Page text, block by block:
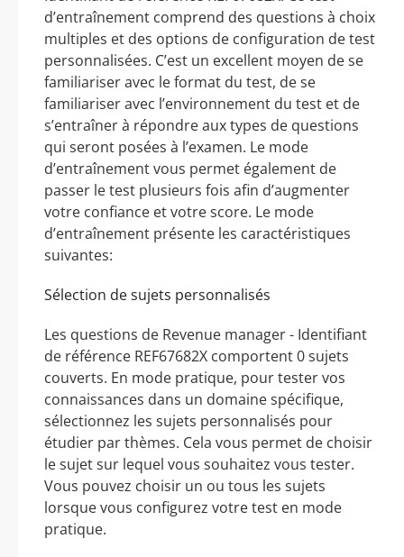
d’entraînement comprend des questions à choix
multiples et des options de configuration de test
personnalisées. C’est un excellent moyen de se
familiariser avec le format du test, de se
familiariser avec l’environnement du test et de
s’entraîner à répondre aux types de questions
qui seront posées à l’examen. Le mode
d’entraînement vous permet également de
passer le test plusieurs fois afin d’augmenter
votre confiance et votre score. Le mode
d’entraînement présente les caractéristiques
suivantes:
Sélection de sujets personnalisés
Les questions de Revenue manager - Identifiant
de référence REF67682X comportent 0 sujets
couverts. En mode pratique, pour tester vos
connaissances dans un domaine spécifique,
sélectionnez les sujets personnalisés pour
étudier par thèmes. Cela vous permet de choisir
le sujet sur lequel vous souhaitez vous tester.
Vous pouvez choisir un ou tous les sujets
lorsque vous configurez votre test en mode
pratique.